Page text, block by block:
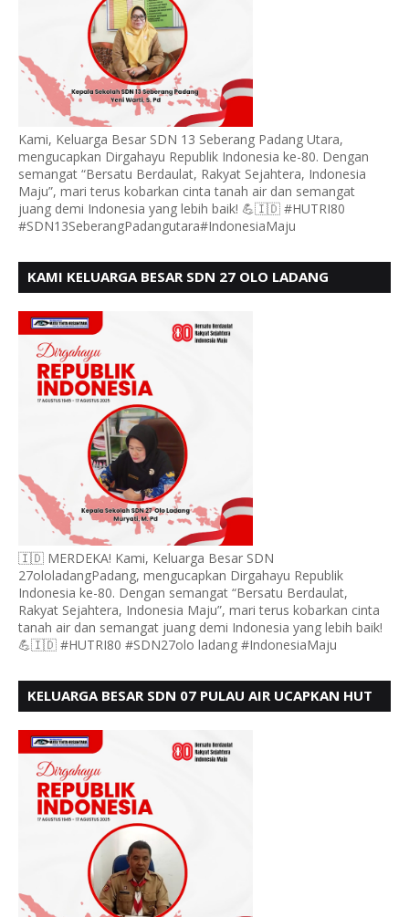
Kami, Keluarga Besar SDN 13 Seberang Padang Utara,
mengucapkan Dirgahayu Republik Indonesia ke-80. Dengan
semangat “Bersatu Berdaulat, Rakyat Sejahtera, Indonesia
Maju”, mari terus kobarkan cinta tanah air dan semangat
juang demi Indonesia yang lebih baik! 💪🇮🇩 #HUTRI80
#SDN13SeberangPadangutara#IndonesiaMaju
KAMI KELUARGA BESAR SDN 27 OLO LADANG
🇮🇩 MERDEKA! Kami, Keluarga Besar SDN
27ololadangPadang, mengucapkan Dirgahayu Republik
Indonesia ke-80. Dengan semangat “Bersatu Berdaulat,
Rakyat Sejahtera, Indonesia Maju”, mari terus kobarkan cinta
tanah air dan semangat juang demi Indonesia yang lebih baik!
💪🇮🇩 #HUTRI80 #SDN27olo ladang #IndonesiaMaju
KELUARGA BESAR SDN 07 PULAU AIR UCAPKAN HUT